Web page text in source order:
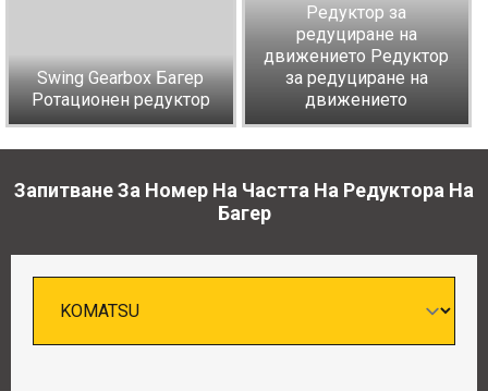
Swing Gearbox Багер
Ротационен редуктор
Редуктор за
редуциране на
движението Редуктор
за редуциране на
движението
Запитване За Номер На Частта На Редуктора На
Багер